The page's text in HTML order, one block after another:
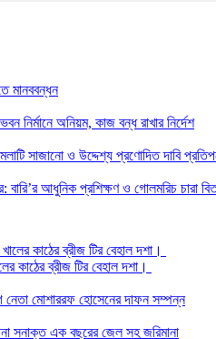
মানববন্ধন
নির্মানে অনিয়ম, কাজ বন্ধ রাখার নির্দেশ
সাজানো ও উদ্দেশ্য প্রণোদিত দাবি
বারি’র আধুনিক প্রশিক্ষণ ও গোলমরিচ চারা
কাঠের ব্রীজ টির বেহাল দশা।
নেতা মোশাররফ হোসেনের দাফন সম্পন্ন
সনাক্ত এক বছরের জেল সহ জরিমানা